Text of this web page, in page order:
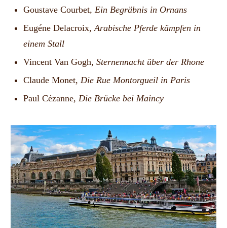
Goustave Courbet, Ein Begräbnis in Ornans
Eugéne Delacroix,Arabische Pferde kämpfen in
einem Stall
Vincent Van Gogh, Sternennacht über der Rhone
Claude Monet, Die Rue Montorgueil in Paris
Paul Cézanne, Die Brücke bei Maincy